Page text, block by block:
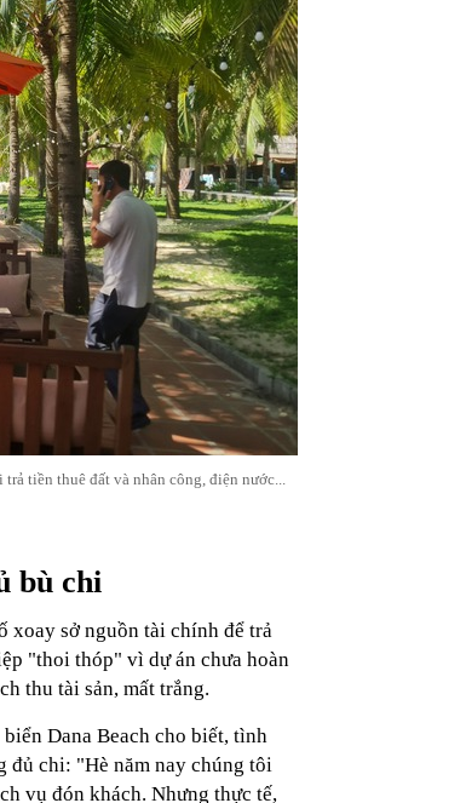
tiền thuê đất và nhân công, điện nước...
bù chi
xoay sở nguồn tài chính để trả
"thoi thóp" vì dự án chưa hoàn
thu tài sản, mất trắng.
Dana Beach cho biết, tình
đủ chi: "Hè năm nay chúng tôi
vụ đón khách. Nhưng thực tế,